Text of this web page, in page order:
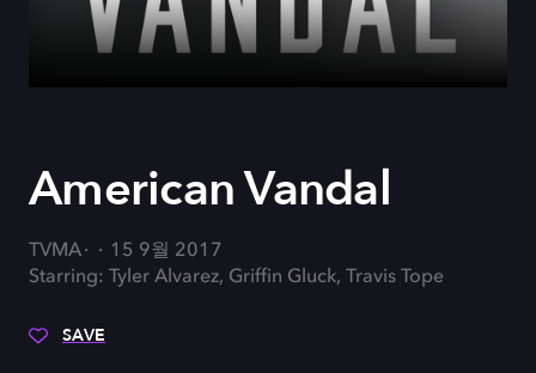
American Vandal
TVMA
15 9월 2017
Starring: Tyler Alvarez, Griffin Gluck, Travis Tope
SAVE